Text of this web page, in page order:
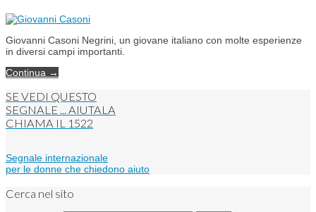
Giovanni Casoni Negrini, un giovane italiano con molte esperienze
in diversi campi importanti.
Continua →
SE VEDI QUESTO
SEGNALE ... AIUTALA
CHIAMA IL 1522
Segnale internazionale
per le donne che chiedono aiuto
Cerca nel sito